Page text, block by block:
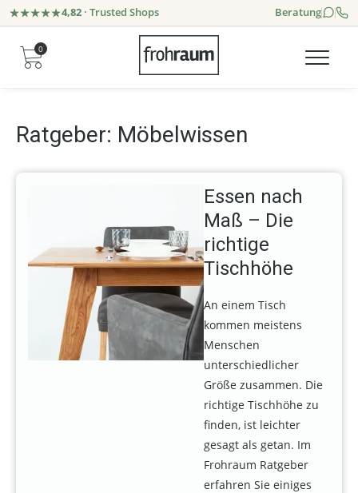
4,82 · Trusted Shops Beratung
0
Ratgeber: Möbelwissen
Essen nach
Maß – Die
richtige
Tischhöhe
An einem Tisch
kommen meistens
Menschen
unterschiedlicher
Größe zusammen. Die
richtige Tischhöhe zu
finden, ist leichter
gesagt als getan. Im
Frohraum Ratgeber
erfahren Sie einiges